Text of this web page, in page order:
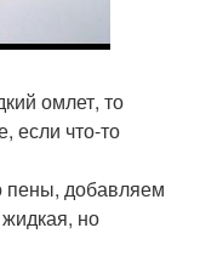
омлет, то
если что-то
пены, добавляем
но